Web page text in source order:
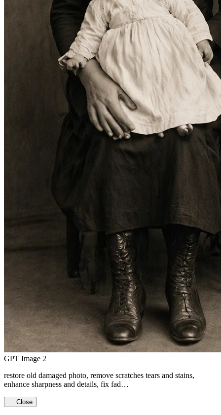
GPT Image 2
restore old damaged photo, remove scratches tears and stains,
enhance sharpness and details, fix fad…
Close